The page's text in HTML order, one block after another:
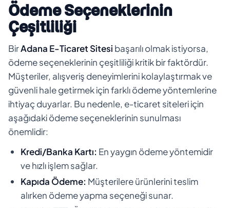
Ödeme Seçeneklerinin
Çeşitliliği
BirAdana E-Ticaret Sitesi başarılı olmak istiyorsa,
ödeme seçeneklerinin çeşitliliği kritik bir faktördür.
Müşteriler, alışveriş deneyimlerini kolaylaştırmak ve
güvenli hale getirmek için farklı ödeme yöntemlerine
ihtiyaç duyarlar. Bu nedenle, e-ticaret siteleri için
aşağıdaki ödeme seçeneklerinin sunulması
önemlidir:
Kredi/Banka Kartı: En yaygın ödeme yöntemidir
ve hızlı işlem sağlar.
Kapıda Ödeme: Müşterilere ürünlerini teslim
alırken ödeme yapma seçeneği sunar.